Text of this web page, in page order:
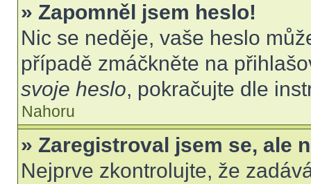
» Zapomněl jsem heslo!
Nic se neděje, vaše heslo
případě zmáčkněte na
svoje heslo, pokračujte dle
Nahoru
» Zaregistroval jsem se, ale
Nejprve zkontrolujte, že